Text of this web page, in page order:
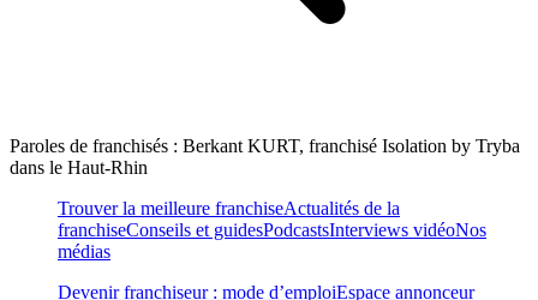
Paroles de franchisés : Berkant KURT, franchisé Isolation by Tryba
dans le Haut-Rhin
Trouver la meilleure franchiseActualités de la
franchiseConseils et guidesPodcastsInterviews vidéoNos
médias
Devenir franchiseur : mode d’emploiEspace annonceur